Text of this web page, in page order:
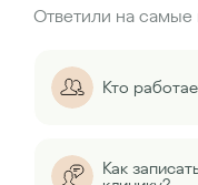
Ответили на
Кто
Как